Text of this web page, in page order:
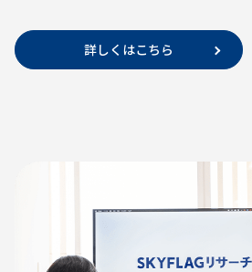
詳しくはこちら